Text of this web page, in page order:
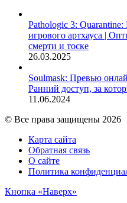
Pathologic 3:
игрового артхауса |
смерти и тоске
26.03.2025
Soulmask: Превью
Ранний доступ, за
11.06.2024
© Все права защищены 2026
Карта сайта
Обратная связь
О сайте
Политика
Кнопка «Наверх»